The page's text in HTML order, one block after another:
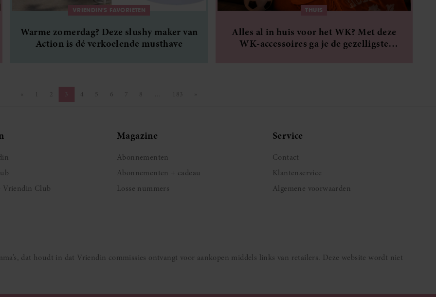
VRIENDIN'S FAVORIETEN
Warme zomerdag? Deze slushy maker van
Action is dé verkoelende musthave
THUIS
Alles al in huis voor het WK? Met deze
WK-accessoires ga je de gezelligste
Vorige pagina
« Pagina
1 Pagina
2 Pagina
3 Pagina
4 Pagina
5 Pagina
6 Pagina
7 Pagina
8 Pagina
183 Volgende pagina
»
Vriendin Club
Magazine
Abonnementen
Abonnementen + cadeau
Losse nummers
Service
Contact
Klantenservice
Algemene voorwaarden
dat houdt in dat Vriendin commissies ontvangt voor aankopen middels links van retailers. Deze website wordt niet